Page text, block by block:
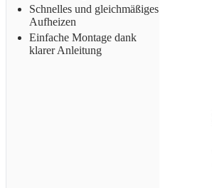
Schnelles und gleichmäßiges
Aufheizen
Einfache Montage dank
klarer Anleitung